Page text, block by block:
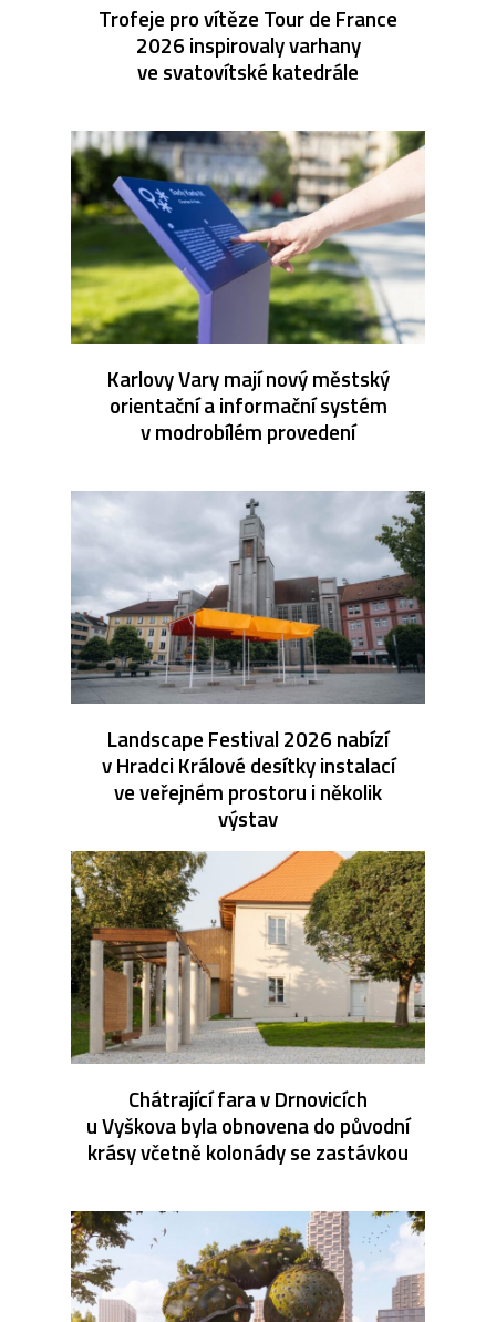
Trofeje pro vítěze Tour de France
2026 inspirovaly varhany
ve svatovítské katedrále
Karlovy Vary mají nový městský
orientační a informační systém
v modrobílém provedení
Landscape Festival 2026 nabízí
v Hradci Králové desítky instalací
ve veřejném prostoru i několik
výstav
Chátrající fara v Drnovicích
u Vyškova byla obnovena do původní
krásy včetně kolonády se zastávkou